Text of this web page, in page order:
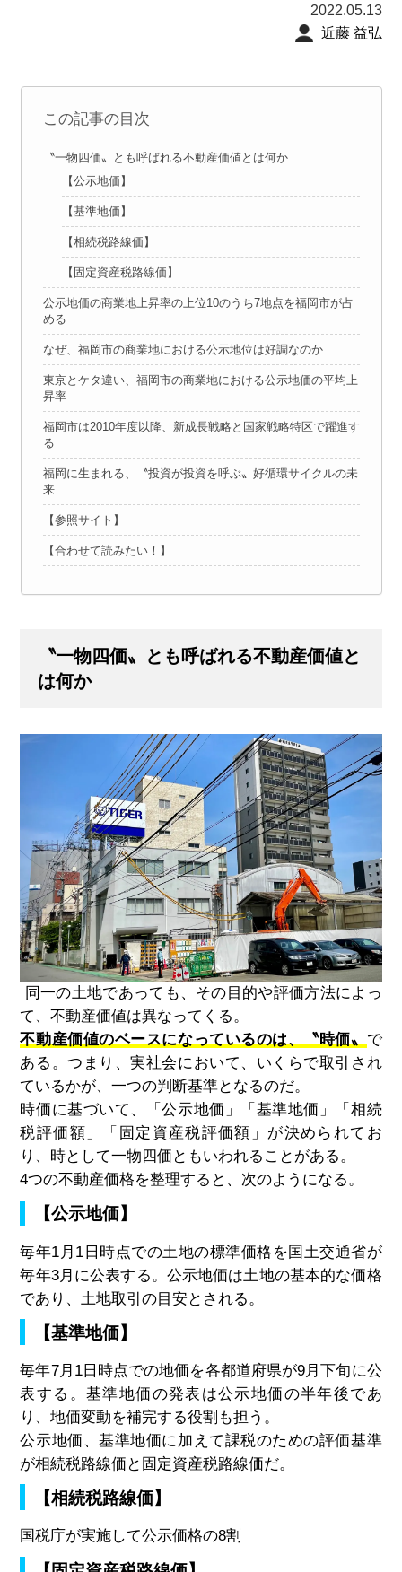
2022.05.13
近藤 益弘
この記事の目次
〝一物四価〟とも呼ばれる不動産価値とは何か
【公示地価】
【基準地価】
【相続税路線価】
【固定資産税路線価】
公示地価の商業地上昇率の上位10のうち7地点を福岡市が占
める
なぜ、福岡市の商業地における公示地位は好調なのか
東京とケタ違い、福岡市の商業地における公示地価の平均上
昇率
福岡市は2010年度以降、新成長戦略と国家戦略特区で躍進す
る
福岡に生まれる、〝投資が投資を呼ぶ〟好循環サイクルの未
来
【参照サイト】
【合わせて読みたい！】
〝一物四価〟とも呼ばれる不動産価値と
は何か
同一の土地であっても、その目的や評価方法によっ
て、不動産価値は異なってくる。
不動産価値のベースになっているのは、〝時価〟で
ある。つまり、実社会において、いくらで取引され
ているかが、一つの判断基準となるのだ。
時価に基づいて、「公示地価」「基準地価」「相続
税評価額」「固定資産税評価額」が決められてお
り、時として一物四価ともいわれることがある。
4つの不動産価格を整理すると、次のようになる。
【公示地価】
毎年1月1日時点での土地の標準価格を国土交通省が
毎年3月に公表する。公示地価は土地の基本的な価格
であり、土地取引の目安とされる。
【基準地価】
毎年7月1日時点での地価を各都道府県が9月下旬に公
表する。基準地価の発表は公示地価の半年後であ
り、地価変動を補完する役割も担う。
公示地価、基準地価に加えて課税のための評価基準
が相続税路線価と固定資産税路線価だ。
【相続税路線価】
国税庁が実施して公示価格の8割